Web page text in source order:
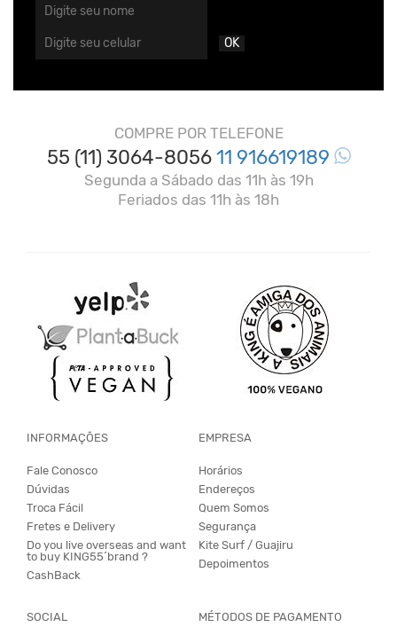
OK
COMPRE POR TELEFONE
55 (11) 3064-805611 916619189
Segunda a Sábado das 11h às 19h
Feriados das 11h às 18h
INFORMAÇÕES
Fale Conosco
Dúvidas
Troca Fácil
Fretes e Delivery
Do you live overseas and want
to buy KING55´brand ?
CashBack
EMPRESA
Horários
Endereços
Quem Somos
Segurança
Kite Surf / Guajiru
Depoimentos
SOCIAL MÉTODOS DE PAGAMENTO